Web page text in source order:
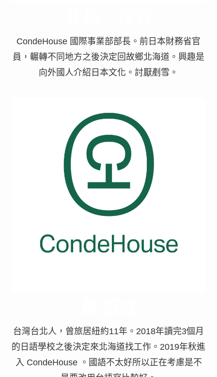
CondeHouse 國際事業部部長。前日本財務省官
員，輾轉不同地方之後決定回故鄉北海道。興趣是
向外國人介紹日本文化。討厭剷雪。
台灣台北人，曾旅居紐約11年。2018年讀完3個月
的日語學校之後決定來北海道找工作。2019年秋進
入 CondeHouse 。國語不太好所以正在考慮是不